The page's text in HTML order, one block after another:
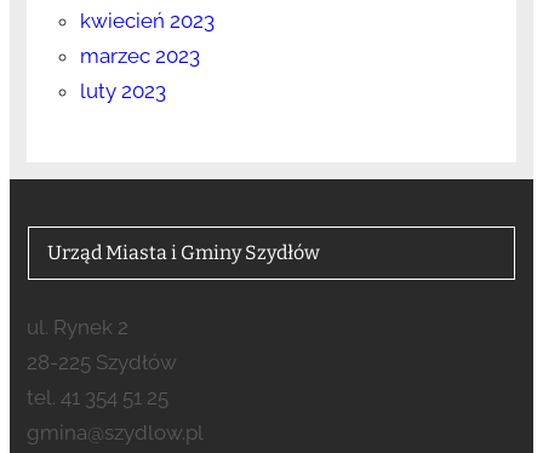
kwiecień 2023
marzec 2023
luty 2023
Urząd Miasta i Gminy Szydłów
ul. Rynek 2
28-225 Szydłów
tel. 41 354 51 25
gmina@szydlow.pl